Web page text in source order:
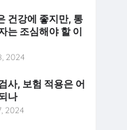
건강에 좋지만, 통
는 조심해야 할 이
2024
사, 보험 적용은 어
나
2024